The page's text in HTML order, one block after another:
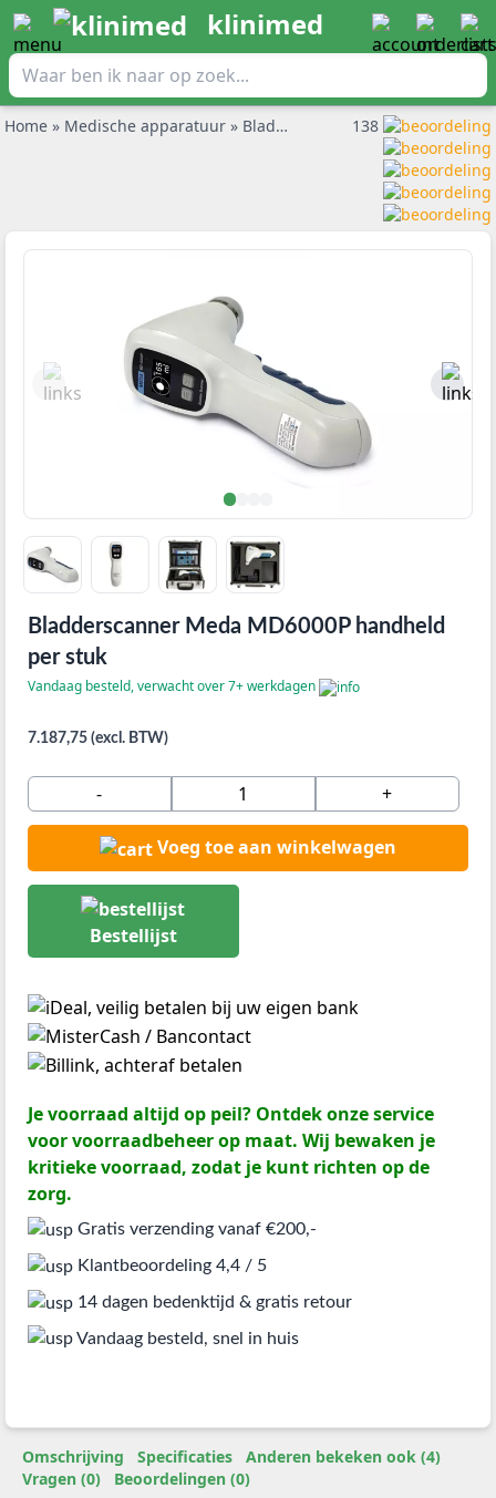
klinimed
Home » Medische apparatuur » Bladderscanners »
138
Bladderscanner Meda MD6000P handheld
per stuk
Vandaag besteld, verwacht over 7+ werkdagen
7.187,75 (excl. BTW)
- +
Voeg toe aan winkelwagen
Bestellijst
Je voorraad altijd op peil? Ontdek onze service
voor voorraadbeheer op maat. Wij bewaken je
kritieke voorraad, zodat je kunt richten op de
zorg.
Gratis verzending vanaf €200,-
Klantbeoordeling 4,4 / 5
14 dagen bedenktijd & gratis retour
Vandaag besteld, snel in huis
Omschrijving Specificaties
Anderen bekeken ook (4)
Vragen (0)
Beoordelingen (0)